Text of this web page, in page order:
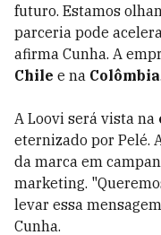
futuro. Estamos
parceria pode
afirma Cunha. A
Chile e na Colômbia.
A Loovi será vista na
eternizado por Pelé.
da marca em
marketing.
levar essa
Cunha.